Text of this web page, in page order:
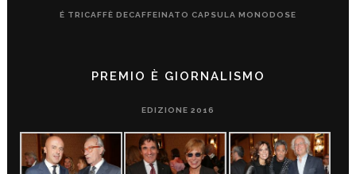
É TRICAFFÈ DECAFFEINATO CAPSULA MONODOSE
PREMIO È GIORNALISMO
EDIZIONE 2016